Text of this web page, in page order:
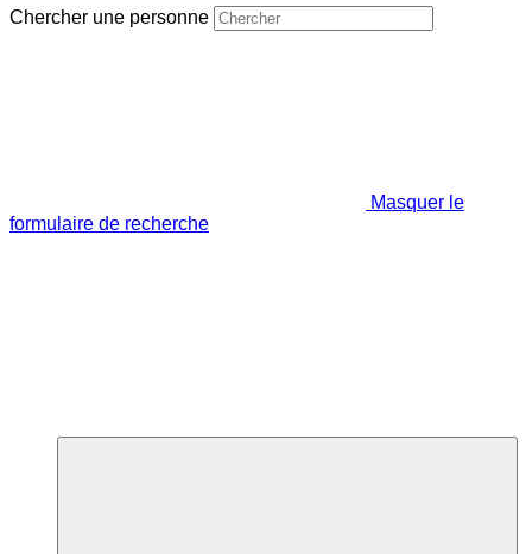
Chercher une personne
Masquer le
formulaire de recherche